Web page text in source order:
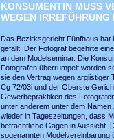
KONSUMENTIN MUSS
WEGEN
Das Bezirksgericht Fünfhaus hat
gefällt: Der Fotograf begehrte
an dem Modelseminar. Die
Fotografen überrumpelt worden
sie den Vertrag wegen arglistiger
Cg 72/03i und der Oberste
Gewerbepraktiken des
unter anderem unter dem Namen
wieder in Tageszeitungen, dass
beträchtliche Gagen in Aussicht.
sogenannten Modelvereinbarung